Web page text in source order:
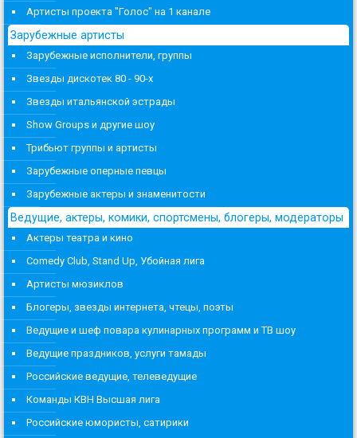
Артисты проекта "Голос" на 1 канале
Зарубежные артисты
Зарубежные исполнители, группы
Звезды дискотек 80 - 90-х
Звезды итальянской эстрады
Show Groups и другие шоу
Трибьют группы и артисты
Зарубежные оперные певцы
Зарубежные актеры и знаменитости
Ведущие, актеры, комики, спортсмены, блогеры, модераторы
Актеры театра и кино
Comedy Club, Stand Up, Убойная лига
Артисты мюзиклов
Блогеры, звезды интернета, чтецы, поэты
Ведущие и шеф повара кулинарных программ и ТВ шоу
Ведущие праздников, услуги тамады
Российские ведущие, телеведущие
Команды КВН Высшая лига
Российские юмористы, сатирики